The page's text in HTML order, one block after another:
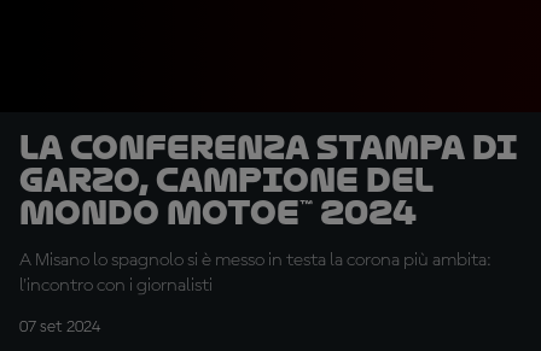
La conferenza stampa di
Garzo, campione del
mondo MotoE™ 2024
A Misano lo spagnolo si è messo in testa la corona più ambita:
l'incontro con i giornalisti
07 set 2024